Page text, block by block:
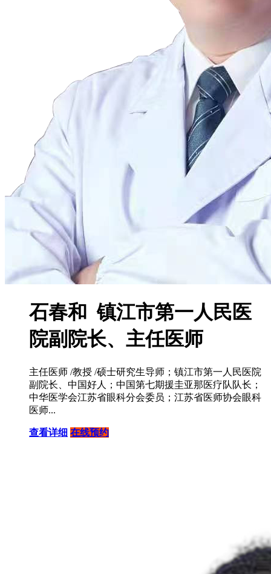
石春和 镇江市第一人民医
院副院长、主任医师
主任医师 /教授 /硕士研究生导师；镇江市第一人民医院
副院长、中国好人；中国第七期援圭亚那医疗队队长；
中华医学会江苏省眼科分会委员；江苏省医师协会眼科
医师...
查看详细 在线预约